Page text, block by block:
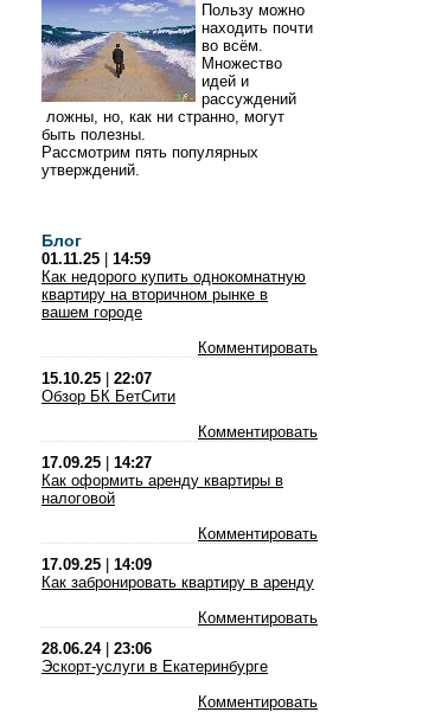
Пользу можно
находить почти
во всём.
Множество
идей и
рассуждений
ложны, но, как ни странно, могут
быть полезны.
Рассмотрим пять популярных
утверждений.
Блог
01.11.25
14:59
Как недорого купить однокомнатную
квартиру на вторичном рынке в
вашем городе
Комментировать
15.10.25
22:07
Обзор БК БетСити
Комментировать
17.09.25
14:27
Как оформить аренду квартиры в
налоговой
Комментировать
17.09.25
14:09
Как забронировать квартиру в аренду
Комментировать
28.06.24| 23:06
Эскорт-услуги в Екатеринбурге
Комментировать